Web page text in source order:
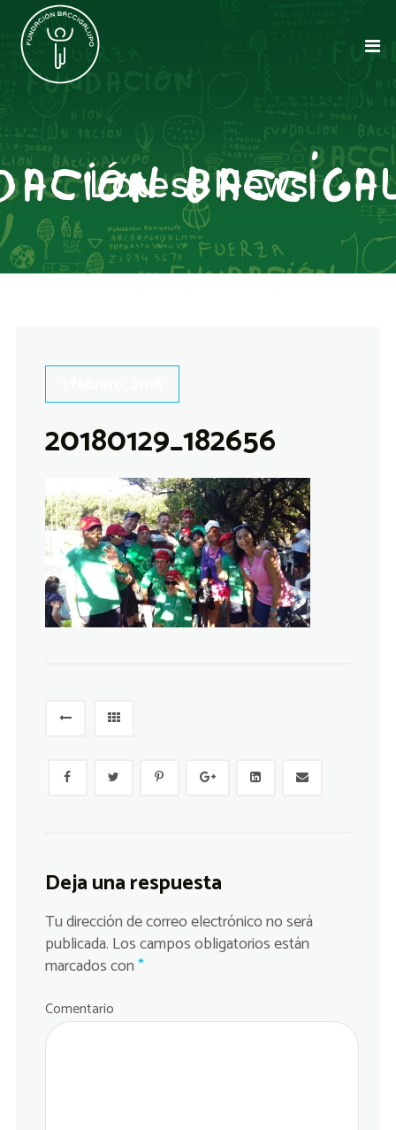
Latest News
20180129_182656
Deja una respuesta
Tu dirección de correo electrónico no será
publicada. Los campos obligatorios están
marcados con*
Comentario